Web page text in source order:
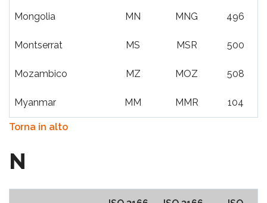
Mongolia MN MNG 496
Montserrat MS MSR 500
Mozambico MZ MOZ 508
Myanmar MM MMR 104
Torna in alto
N